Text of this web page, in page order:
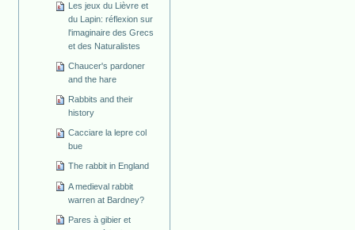
Les jeux du Lièvre et
du Lapin: réflexion sur
l'imaginaire des Grecs
et des Naturalistes
Chaucer's pardoner
and the hare
Rabbits and their
history
Cacciare la lepre col
bue
The rabbit in England
A medieval rabbit
warren at Bardney?
Pares à gibier et